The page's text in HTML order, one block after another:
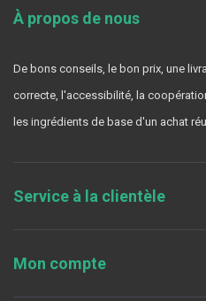
À propos de nous
De bons conseils, le bon prix, une
correcte, l'accessibilité, la
les ingrédients de base d'un achat
Service à la clientèle
Mon compte